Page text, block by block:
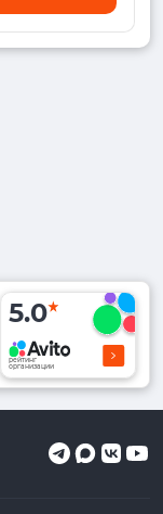
5.0
рейтинг
организации